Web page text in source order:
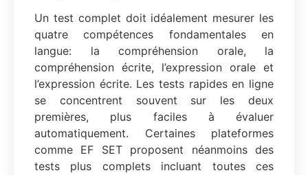
Un test complet doit idéalement mesurer les
quatre compétences fondamentales en
langue: la compréhension orale, la
compréhension écrite, l’expression orale et
l’expression écrite. Les tests rapides en ligne
se concentrent souvent sur les deux
premières, plus faciles à évaluer
automatiquement. Certaines plateformes
comme EF SET proposent néanmoins des
tests plus complets incluant toutes ces